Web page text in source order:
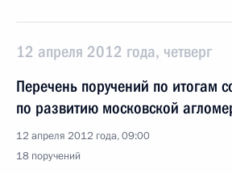
12 апреля 2012 года, четверг
Перечень поручений по итогам
по развитию московской
12 апреля 2012 года, 09:00
18 поручений